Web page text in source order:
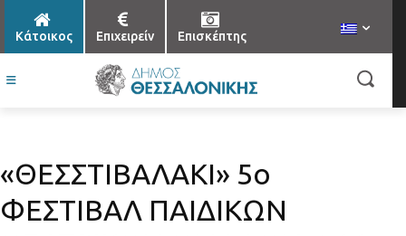
Κάτοικος Επιχειρείν Επισκέπτης
«ΘΕΣΣΤΙΒΑΛΑΚΙ» 5ο
ΦΕΣΤΙΒΑΛ ΠΑΙΔΙΚΩΝ